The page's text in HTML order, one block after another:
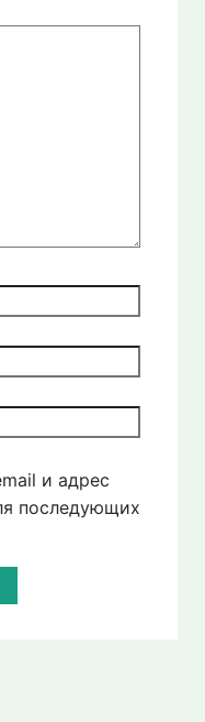
и адрес
последующих